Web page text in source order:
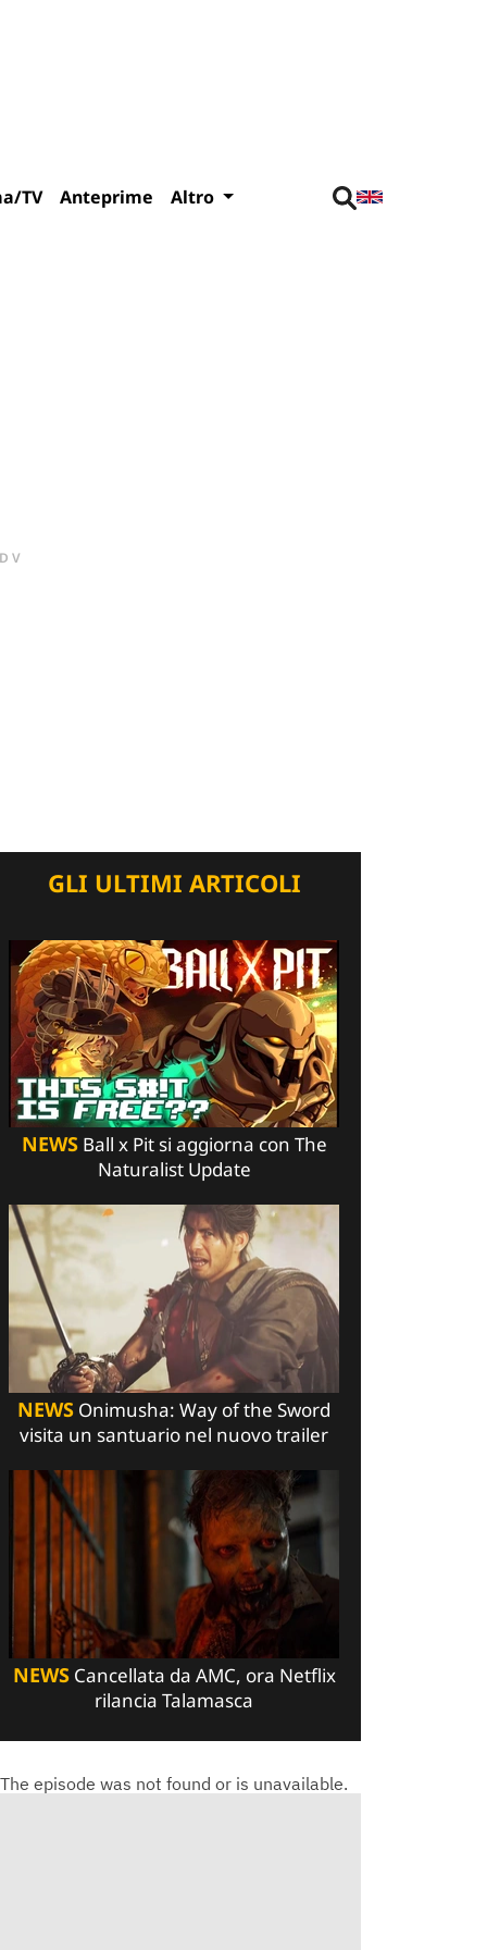
TV Anteprime Altro
GLI ULTIMI ARTICOLI
NEWSBall x Pit si aggiorna con The
Naturalist Update
NEWS Onimusha: Way of the Sword
visita un santuario nel nuovo trailer
NEWSCancellata da AMC, ora Netflix
rilancia Talamasca